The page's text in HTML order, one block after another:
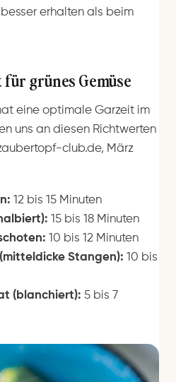
erhalten als beim
grünes Gemüse
eine optimale Garzeit im
uns an diesen Richtwerten
club.de, März
12 bis 15 Minuten
15 bis 18 Minuten
10 bis 12 Minuten
Stangen): 10 bis
(blanchiert): 5 bis 7